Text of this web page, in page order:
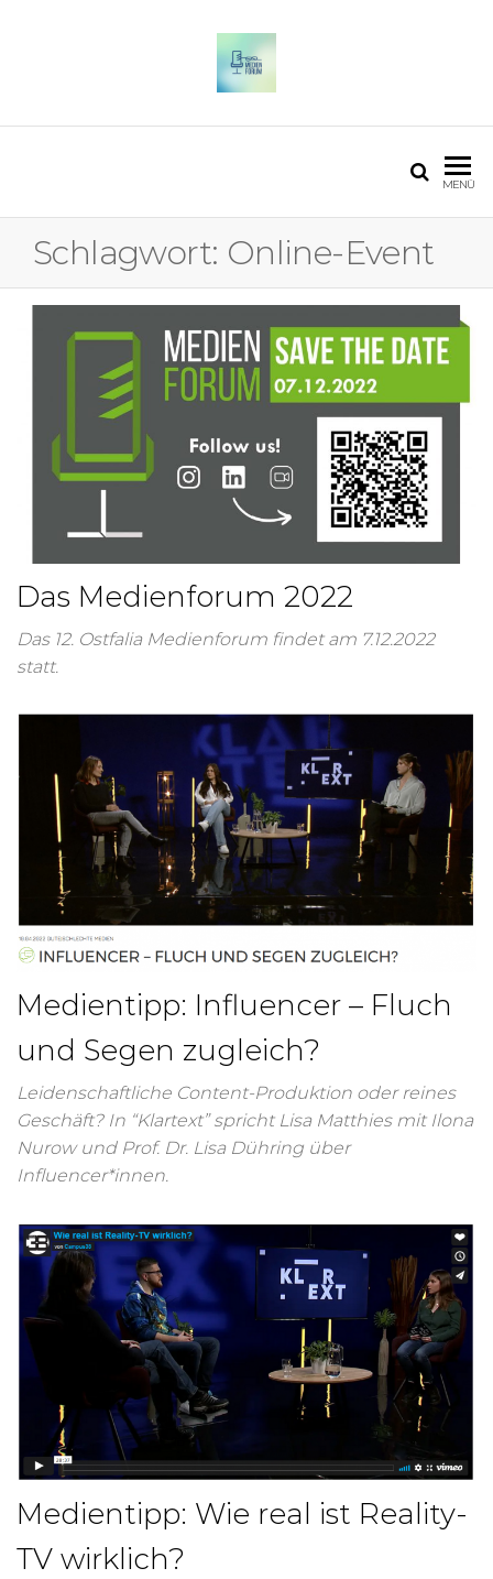
MENÜ
Schlagwort: Online-Event
Das Medienforum 2022
Das 12. Ostfalia Medienforum findet am 7.12.2022
statt.
Medientipp: Influencer – Fluch
und Segen zugleich?
Leidenschaftliche Content-Produktion oder reines
Geschäft? In “Klartext” spricht Lisa Matthies mit Ilona
Nurow und Prof. Dr. Lisa Dühring über
Influencer*innen.
Medientipp: Wie real ist Reality-
TV wirklich?